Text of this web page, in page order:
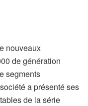
nouveaux
de génération
segments
a présenté ses
de la série